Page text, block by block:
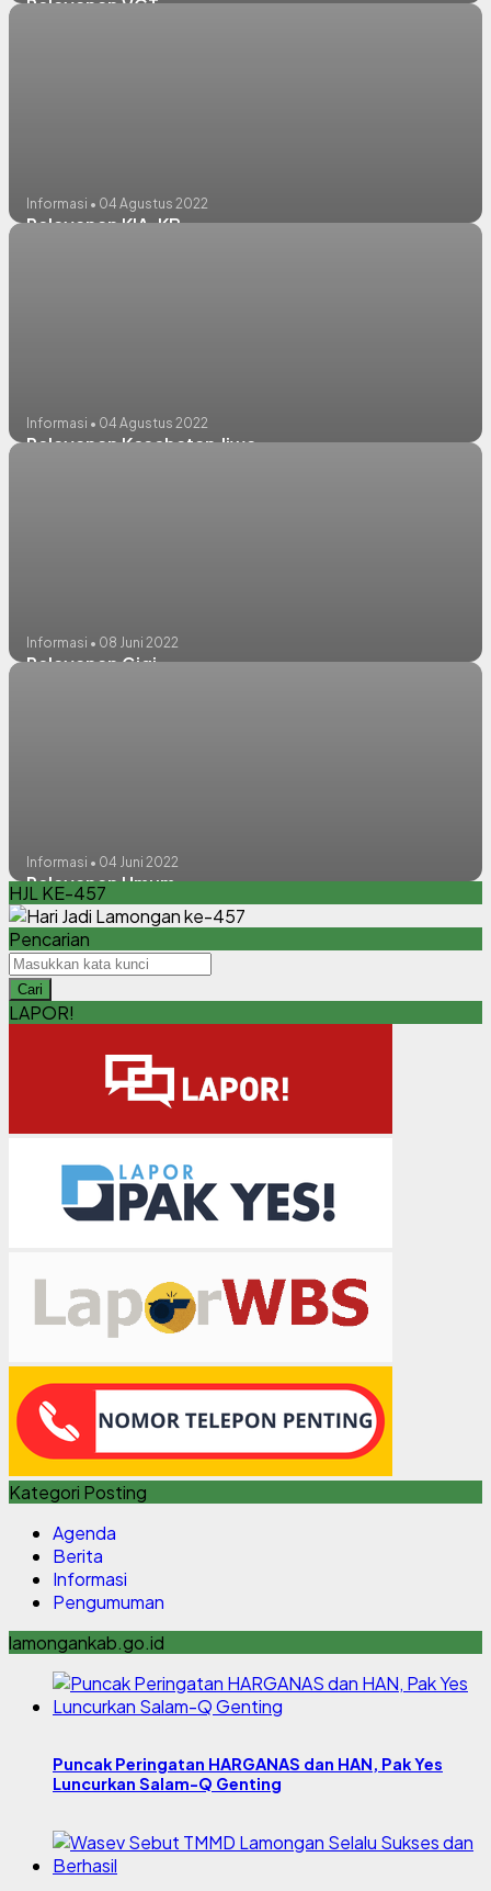
Pelayanan VCT
Informasi • 04 Agustus 2022
Pelayanan KIA-KB
Informasi • 04 Agustus 2022
Pelayanan Kesehatan Jiwa
Informasi • 08 Juni 2022
Pelayanan Gigi
Informasi • 04 Juni 2022
Pelayanan Umum
HJL KE-457
Pencarian
Cari
LAPOR!
Kategori Posting
Agenda
Berita
Informasi
Pengumuman
lamongankab.go.id
Puncak Peringatan HARGANAS dan HAN, Pak Yes
Luncurkan Salam-Q Genting